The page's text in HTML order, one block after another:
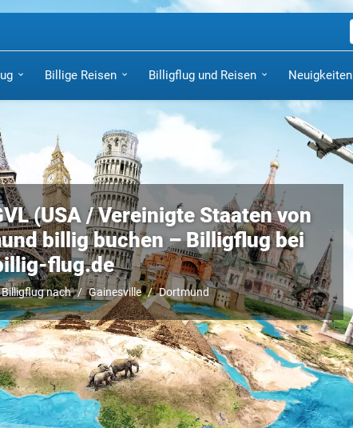
Billige Reisen Billigflug und Reisen Neuigkeiten
(USA / Vereinigte Staaten von
billig buchen – Billigflug bei
flug.de
Billigflug nach Gainesville Dortmund